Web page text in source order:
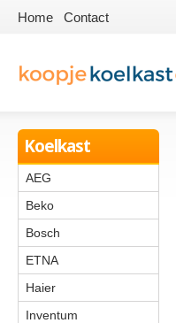
Home Contact
Koelkast
AEG
Beko
Bosch
ETNA
Haier
Inventum